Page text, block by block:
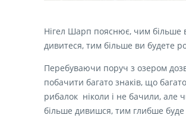
Нігел Шарп пояснює, чим більше
дивитеся, тим більше ви будете
Перебуваючи поруч з озером
побачити багато знаків, що
рибалок ніколи і не бачили, але
більше дивишся, тим глибше